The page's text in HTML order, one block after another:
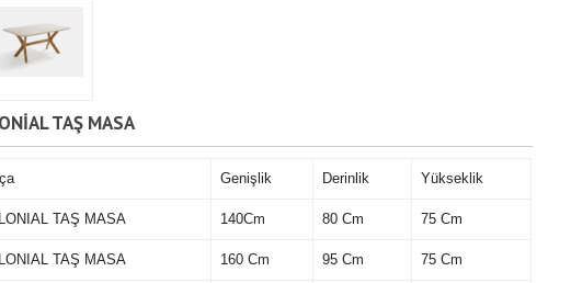
TAŞ MASA
Genişlik Derinlik Yükseklik
TAŞ MASA 140Cm 80 Cm 75 Cm
TAŞ MASA 160 Cm 95 Cm 75 Cm